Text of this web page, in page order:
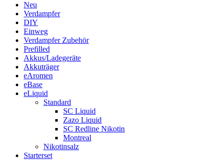
Neu
Verdampfer
DIY
Einweg
Verdampfer Zubehör
Prefilled
Akkus/Ladegeräte
Akkuträger
eAromen
eBase
eLiquid
Standard
SC Liquid
Zazo Liquid
SC Redline Nikotin
Montreal
Nikotinsalz
Starterset